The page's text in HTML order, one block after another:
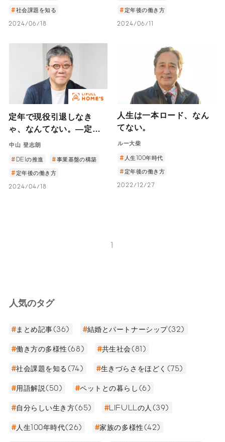
社会課題を知る
2024/06/18
定年後の働き方
2024/06/11
定年で現役引退しなき
ゃ、なんてない。―定年
を超えて働き続ける、あ
―
中山 登志朗
DEIの推進 事業基盤の構築
定年後の働き方
2024/04/18
人生は一本ロード、なん
てない。
ルー大柴
人生100年時代
定年後の働き方
2022/12/27
1
人気のタグ
まとめ記事(36) 結婚とパートナーシップ(32)
働き方の多様性(68) 共生社会(81)
社会課題を知る(74) 生きづらさをほどく(75)
用語解説(50) ペットとの暮らし(6)
自分らしい生き方(65) LIFULLの人(39)
人生100年時代(26) 家族の多様性(42)